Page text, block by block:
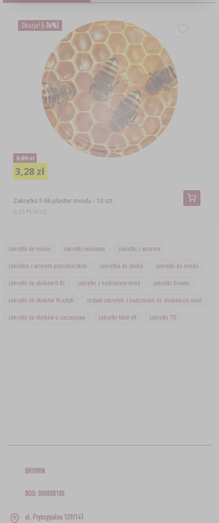
Okazja! (-36%)
Zakrętka fi 66 plaster miodu - 10 szt.
5,09 zł
3,28 zł
0,33 PLN/szt.
zakrętki do miodu zakrętki miodowe zakrętki z wzorem
zakrętka z wzorem pszczelarskim zakrętka do słoika zakrętki do miodu
zakrętki do słoików fi 82 zakrętki z nadrukiem miód zakrętki Browin
zakrętki do słoików 10 sztuk zestaw zakrętek z nadrukiem do słoików na miód
zakrętki do słoików 6-zaczepowe zakrętki twist off zakrętki TO
BROWIN
BDO: 000008185
ul. Pryncypalna 129/141